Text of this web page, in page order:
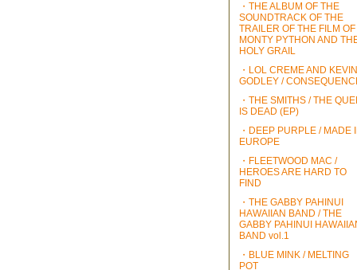
・THE ALBUM OF THE
SOUNDTRACK OF THE
TRAILER OF THE FILM OF
MONTY PYTHON AND
HOLY GRAIL
・LOL CREME AND KEVIN
GODLEY /
・THE SMITHS / THE
IS DEAD (EP)
・DEEP PURPLE / MADE
EUROPE
・FLEETWOOD MAC /
HEROES ARE HARD TO
FIND
・THE GABBY PAHINUI
HAWAIIAN BAND / THE
GABBY PAHINUI
BAND vol.1
・BLUE MINK / MELTING
POT